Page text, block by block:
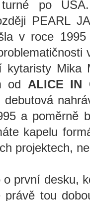
po
PEARL
v roce
kytaristy Mika
od ALICE IN
debutová
a poměrně
kapelu
projektech,
o první desku,
právě tou